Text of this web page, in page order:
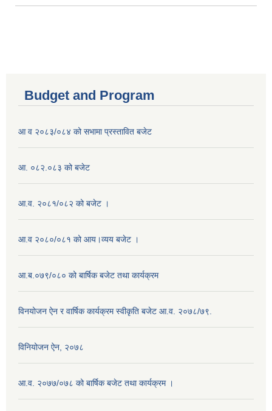
Budget and Program
आ व २०८३/०८४ को सभामा प्रस्तावित बजेट
आ. ०८२.०८३ को बजेट
आ.व. २०८१/०८२ को बजेट ।
आ.व २०८०/०८१ को आय।व्यय बजेट ।
आ.ब.०७९/०८० को बार्षिक बजेट तथा कार्यक्रम
विनयोजन ऐन र वार्षिक कार्यक्रम स्वीकृति बजेट आ.व. २०७८/७९.
विनियोजन ऐन, २०७८
आ.व. २०७७/०७८ को बार्षिक बजेट तथा कार्यक्रम ।